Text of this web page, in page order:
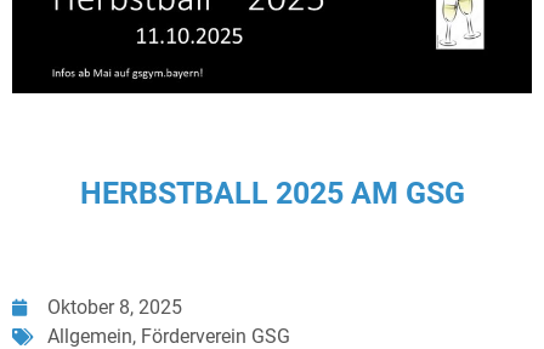
HERBSTBALL 2025 AM GSG
Oktober 8, 2025
Allgemein, Förderverein GSG